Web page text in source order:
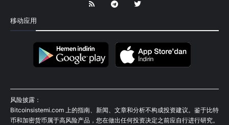
移动应用
风险披露：
Bitcoinsistemi.com 上的指南、新闻、文章和分析不构成投资建议。鉴于比特
币和加密货币属于高风险产品，您在做出任何投资决定之前应自行进行研究。